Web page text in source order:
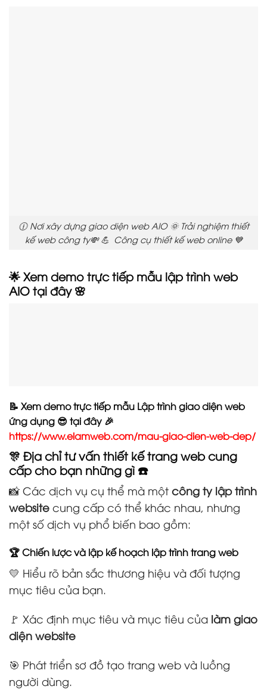
🕧 Nơi xây dựng giao diện web AIO 🌞 Trải nghiệm thiết
kế web công ty💸 💪 Công cụ thiết kế web online 💙
🌟 Xem demo trực tiếp mẫu lập trình web
AIO tại đây 🌸
📝 Xem demo trực tiếp mẫu Lập trình giao diện web
ứng dụng 😎 tại đây 🎉
https://www.elamweb.com/mau-giao-dien-web-dep/
🎊 Địa chỉ tư vấn thiết kế trang web cung
cấp cho bạn những gì ☎️
📸 Các dịch vụ cụ thể mà một công ty lập trình
website cung cấp có thể khác nhau, nhưng
một số dịch vụ phổ biến bao gồm:
🏆 Chiến lược và lập kế hoạch lập trình trang web
💛 Hiểu rõ bản sắc thương hiệu và đối tượng
mục tiêu của bạn.
🚩 Xác định mục tiêu và mục tiêu của làm giao
diện website
🎯 Phát triển sơ đồ tạo trang web và luồng
người dùng.